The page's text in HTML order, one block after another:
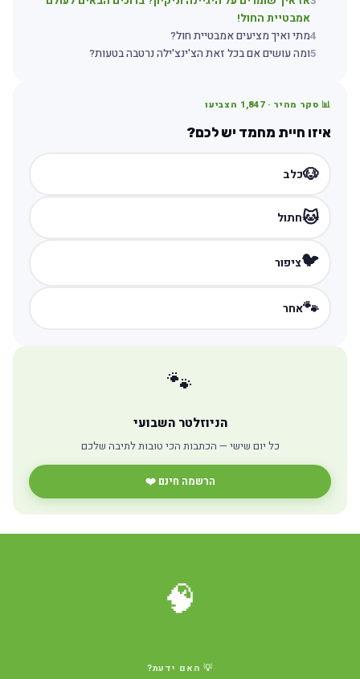
אמבטיית החול!
מתי ואיך מציעים אמבטיית חול?
ומה עושים אם בכל זאת הצ'ינצ'ילה נרטבה בטעות?
📊 סקר מהיר · 1,847הצביעו
איזו חיית מחמד יש לכם?
🐶כלב
🐱חתול
🐦ציפור
🐾אחר
🐾
הניוזלטר השבועי
כל יום שישי — הכתבות הכי טובות לתיבה שלכם
הרשמה חינם ❤️
🧠
💡 האם ידעת?